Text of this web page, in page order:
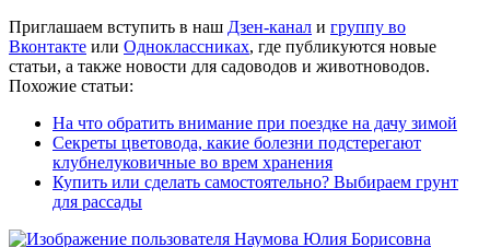
Приглашаем вступить в наш Дзен-канал и группу во
Вконтакте или Одноклассниках, где публикуются новые
статьи, а также новости для садоводов и животноводов.
Похожие статьи:
На что обратить внимание при поездке на дачу зимой
Секреты цветовода, какие болезни подстерегают
клубнелуковичные во врем хранения
Купить или сделать самостоятельно? Выбираем грунт
для рассады